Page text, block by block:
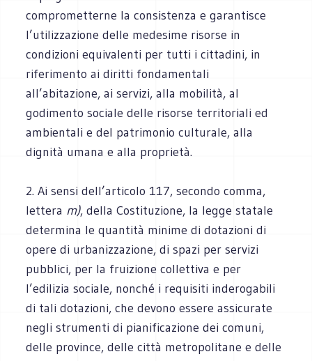
comprometterne la consistenza e garantisce
l’utilizzazione delle medesime risorse in
condizioni equivalenti per tutti i cittadini, in
riferimento ai diritti fondamentali
all’abitazione, ai servizi, alla mobilità, al
godimento sociale delle risorse territoriali ed
ambientali e del patrimonio culturale, alla
dignità umana e alla proprietà.
2. Ai sensi dell’articolo 117, secondo comma,
lettera m), della Costituzione, la legge statale
determina le quantità minime di dotazioni di
opere di urbanizzazione, di spazi per servizi
pubblici, per la fruizione collettiva e per
l’edilizia sociale, nonché i requisiti inderogabili
di tali dotazioni, che devono essere assicurate
negli strumenti di pianificazione dei comuni,
delle province, delle città metropolitane e delle